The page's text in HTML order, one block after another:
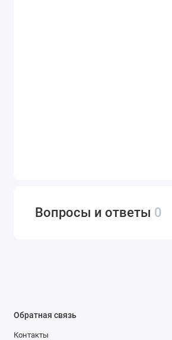
Вопросы и ответы 0
Обратная связь
Контакты